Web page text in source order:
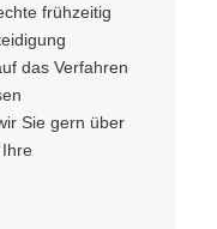
frühzeitig
das Verfahren
Sie gern über